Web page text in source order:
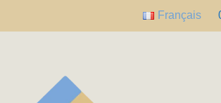
Français